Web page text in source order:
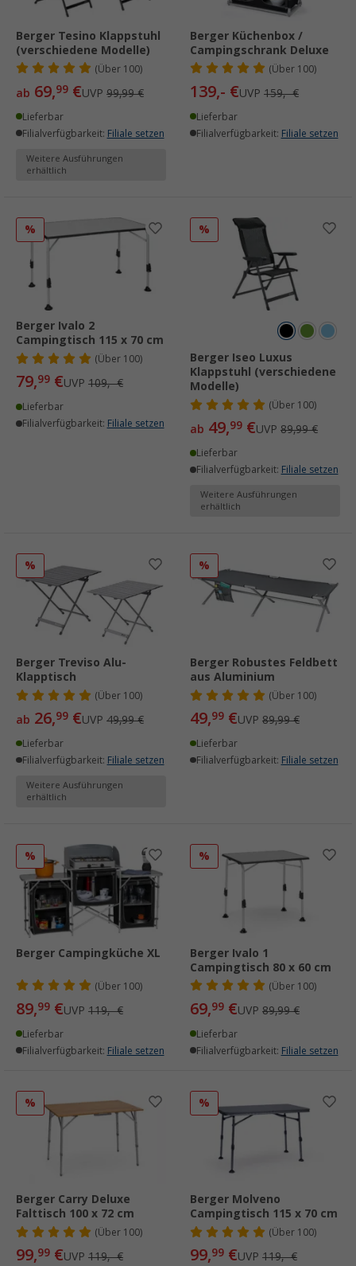
Berger Tesino Klappstuhl
(verschiedene Modelle)
(Über100)
ab 69,99 €UVP 99,99 €
Lieferbar
Filialverfügbarkeit: Filiale setzen
Weitere Ausführungen
erhältlich
Berger Küchenbox /
Campingschrank Deluxe
(Über100)
139,- €UVP 159,- €
Lieferbar
Filialverfügbarkeit: Filiale setzen
%
Berger Ivalo 2
Campingtisch 115 x 70 cm
(Über100)
79,99 €UVP 109,- €
Lieferbar
Filialverfügbarkeit: Filiale setzen
%
Berger Iseo Luxus
Klappstuhl (verschiedene
Modelle)
(Über100)
ab 49,99 €UVP 89,99 €
Lieferbar
Filialverfügbarkeit: Filiale setzen
Weitere Ausführungen
erhältlich
%
Berger Treviso Alu-
Klapptisch
(Über100)
ab 26,99 €UVP 49,99 €
Lieferbar
Filialverfügbarkeit: Filiale setzen
Weitere Ausführungen
erhältlich
%
Berger Robustes Feldbett
aus Aluminium
(Über100)
49,99 €UVP 89,99 €
Lieferbar
Filialverfügbarkeit: Filiale setzen
%
Berger Campingküche XL
(Über100)
89,99 €UVP 119,- €
Lieferbar
Filialverfügbarkeit: Filiale setzen
%
Berger Ivalo 1
Campingtisch 80 x 60 cm
(Über100)
69,99 €UVP 89,99 €
Lieferbar
Filialverfügbarkeit: Filiale setzen
%
Berger Carry Deluxe
Falttisch 100 x 72 cm
(Über100)
99,99 €UVP 119,- €
%
Berger Molveno
Campingtisch 115 x 70 cm
(Über100)
99,99 €UVP 119,- €